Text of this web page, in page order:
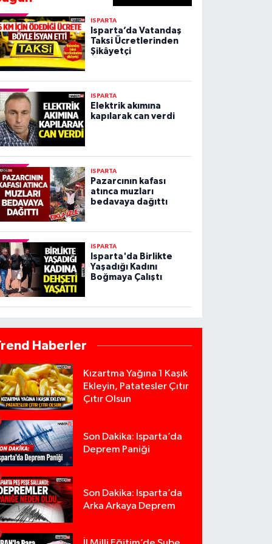
ISPARTA
Isparta’da Vatandaş
Taksi Ücretlerinden
Şikâyetçi
ISPARTA
Elektrik akımına
kapılarak can verdi
ISPARTA
Pazarcının kafası
atınca muzları
bedavaya dağıttı
ISPARTA
Isparta'da Birlikte
Yaşadığı Kadını
Boğmaya Çalıştı
Haberler
Kızartma Yağına 1 Kaşık
Ekleyin, Patatesler Çıtır
Çıtır Olsun
Son Dakika: Isparta’da
Deprem Paniği
Son Dakika: Isparta’da
Arka Arkaya Deprem